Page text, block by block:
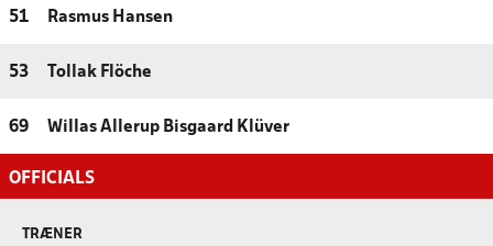
51 Rasmus Hansen
53 Tollak Flöche
69 Willas Allerup Bisgaard Klüver
OFFICIALS
TRÆNER